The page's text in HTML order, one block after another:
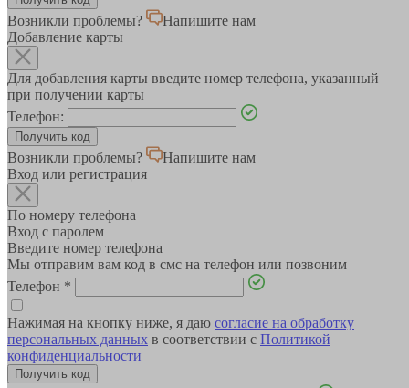
Возникли проблемы?
Напишите нам
Добавление карты
Для добавления карты введите номер телефона, указанный
при получении карты
Телефон:
Возникли проблемы?
Напишите нам
Вход или регистрация
По номеру телефона
Вход с паролем
Введите номер телефона
Мы отправим вам код в смс на телефон или позвоним
Телефон *
Нажимая на кнопку ниже, я даю согласие на обработку
персональных данных в соответствии с Политикой
конфиденциальности